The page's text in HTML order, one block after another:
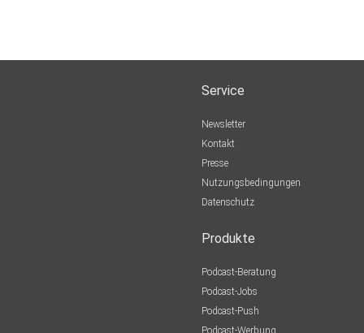
Service
Newsletter
Kontakt
Presse
Nutzungsbedingungen
Datenschutz
Produkte
Podcast-Beratung
Podcast-Jobs
Podcast-Push
Podcast-Werbung